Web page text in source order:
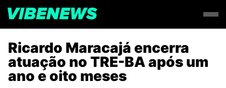
Ricardo Maracajá encerra
atuação no TRE-BA após um
ano e oito meses